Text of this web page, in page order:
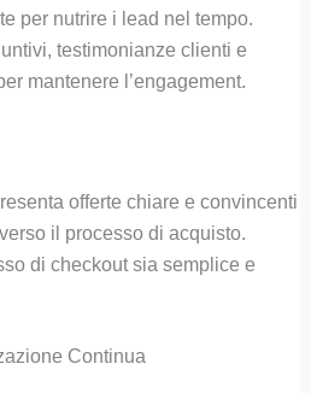
per nutrire i lead nel tempo.
testimonianze clienti e
mantenere l’engagement.
offerte chiare e convincenti
il processo di acquisto.
di checkout sia semplice e
Continua